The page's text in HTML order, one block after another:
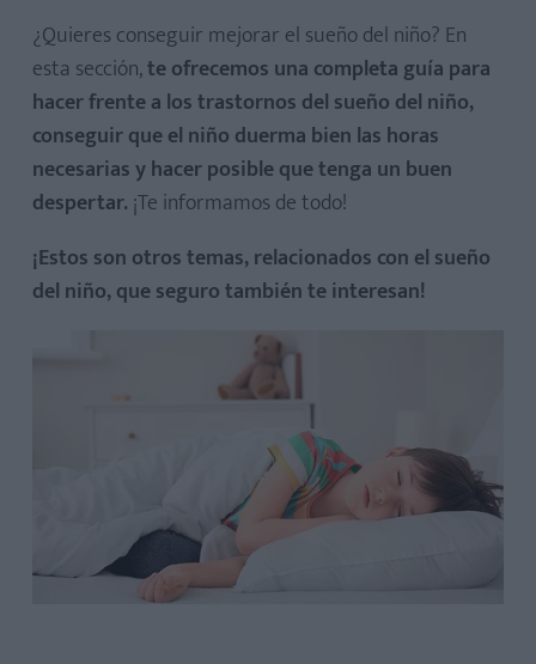
¿Quieres conseguir mejorar el sueño del niño? En
esta sección,te ofrecemos una completa guía para
hacer frente a los trastornos del sueño del niño,
conseguir que el niño duerma bien las horas
necesarias y hacer posible que tenga un buen
despertar. ¡Te informamos de todo!
¡Estos son otros temas, relacionados con el sueño
del niño, que seguro también te interesan!